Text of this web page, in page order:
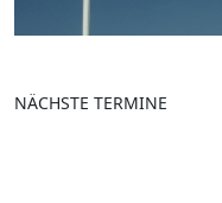
NÄCHSTE TERMINE